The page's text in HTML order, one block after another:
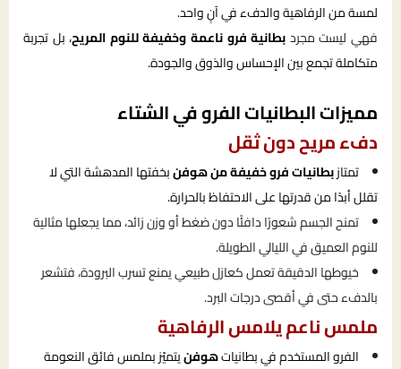
لمسة من الرفاهية والدفء في آنٍ واحد.
فهي ليست مجردبطانية فرو ناعمة وخفيفة للنوم المريح، بل تجربة
متكاملة تجمع بين الإحساس والذوق والجودة.
مميزات البطانيات الفرو في الشتاء
دفء مريح دون ثقل
تمتازبطانيات فرو خفيفة من هوفنبخفتها المدهشة التي لا
تقلل أبدًا من قدرتها على الاحتفاظ بالحرارة.
تمنح الجسم شعورًا دافئًا دون ضغط أو وزن زائد، مما يجعلها مثالية
للنوم العميق في الليالي الطويلة.
خيوطها الدقيقة تعمل كعازل طبيعي يمنع تسرب البرودة، فتشعر
بالدفء حتى في أقصى درجات البرد.
ملمس ناعم يلامس الرفاهية
الفرو المستخدم في بطانياتهوفنيتميّز بملمس فائق النعومة